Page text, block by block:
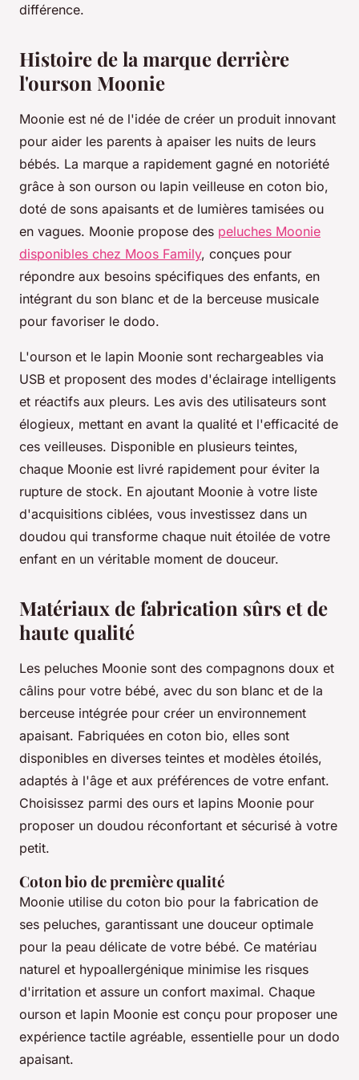
différence.
Histoire de la marque derrière
l'ourson Moonie
Moonie est né de l'idée de créer un produit innovant
pour aider les parents à apaiser les nuits de leurs
bébés. La marque a rapidement gagné en notoriété
grâce à son ourson ou lapin veilleuse en coton bio,
doté de sons apaisants et de lumières tamisées ou
en vagues. Moonie propose des peluches Moonie
disponibles chez Moos Family, conçues pour
répondre aux besoins spécifiques des enfants, en
intégrant du son blanc et de la berceuse musicale
pour favoriser le dodo.
L'ourson et le lapin Moonie sont rechargeables via
USB et proposent des modes d'éclairage intelligents
et réactifs aux pleurs. Les avis des utilisateurs sont
élogieux, mettant en avant la qualité et l'efficacité de
ces veilleuses. Disponible en plusieurs teintes,
chaque Moonie est livré rapidement pour éviter la
rupture de stock. En ajoutant Moonie à votre liste
d'acquisitions ciblées, vous investissez dans un
doudou qui transforme chaque nuit étoilée de votre
enfant en un véritable moment de douceur.
Matériaux de fabrication sûrs et de
haute qualité
Les peluches Moonie sont des compagnons doux et
câlins pour votre bébé, avec du son blanc et de la
berceuse intégrée pour créer un environnement
apaisant. Fabriquées en coton bio, elles sont
disponibles en diverses teintes et modèles étoilés,
adaptés à l'âge et aux préférences de votre enfant.
Choisissez parmi des ours et lapins Moonie pour
proposer un doudou réconfortant et sécurisé à votre
petit.
Coton bio de première qualité
Moonie utilise du coton bio pour la fabrication de
ses peluches, garantissant une douceur optimale
pour la peau délicate de votre bébé. Ce matériau
naturel et hypoallergénique minimise les risques
d'irritation et assure un confort maximal. Chaque
ourson et lapin Moonie est conçu pour proposer une
expérience tactile agréable, essentielle pour un dodo
apaisant.